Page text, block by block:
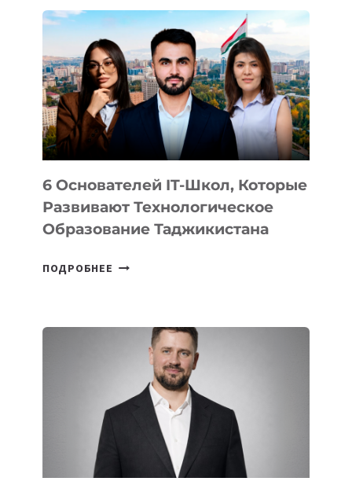
ВНЕШНЕГО
ВИДА
НОВОГО
УСТРОЙСТВА
ОТ
OPENAI
6 Основателей IT-Школ, Которые
Развивают Технологическое
Образование Таджикистана
ПОДРОБНЕЕ
КОТОРЫЕ
РАЗВИВАЮТ
ТЕХНОЛОГИЧЕСКОЕ
ОБРАЗОВАНИЕ
ТАДЖИКИСТАНА